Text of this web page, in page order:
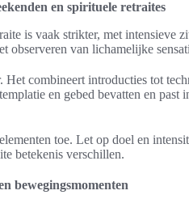
en spirituele retraites
is vaak strikter, met intensieve
observeren van lichamelijke
combineert introducties tot
en gebed bevatten en past
toe. Let op doel en
betekenis verschillen.
bewegingsmomenten